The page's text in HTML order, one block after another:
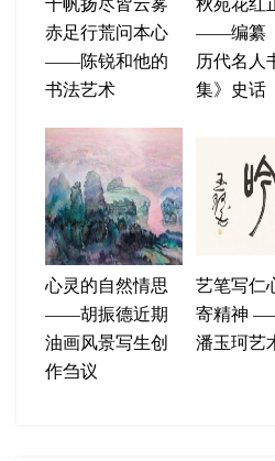
赤足行荒问本心
——陈锐和他的
书法艺术
——编纂
历代名人
集》史话
心灵的自然情思
——胡振德近期
油画风景写生创
作刍议
艺笔写仁
寄精神
潘玉珂艺